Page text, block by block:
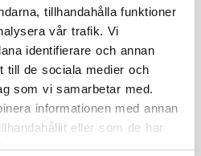
tillhandahålla funktioner
vår trafik. Vi
identifierare och annan
till de sociala medier och
som vi samarbetar med.
informationen med annan
eller som de har
deras tjänster.